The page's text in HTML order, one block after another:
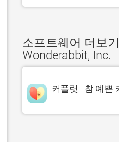
소프트웨어 더보기
Wonderabbit, Inc.
커플릿 - 참 예쁜